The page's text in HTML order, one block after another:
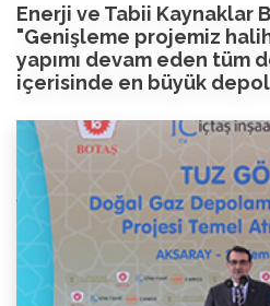
Enerji ve Tabii Kaynaklar
"Genişleme projemiz
yapımı devam eden tüm
içerisinde en büyük